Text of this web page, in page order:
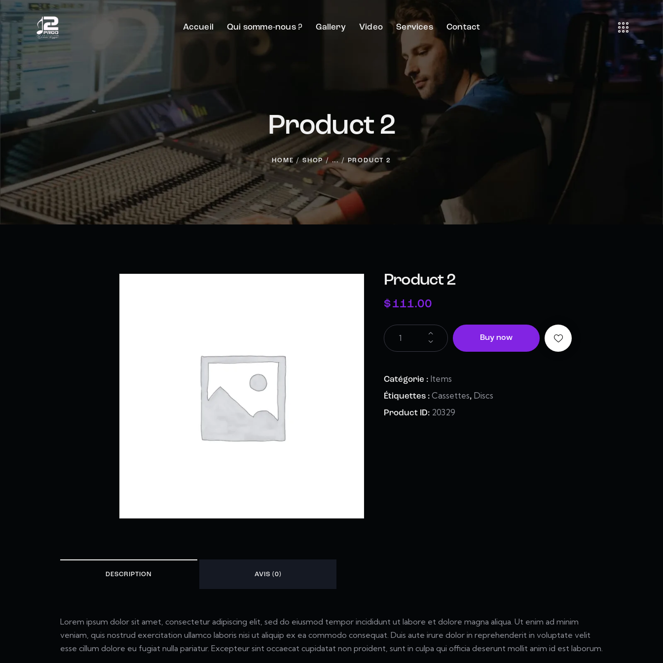
Accueil Qui somme-nous ? Gallery Video Services Contact
Product 2
HOME SHOP ... PRODUCT 2
Product 2
$111.00
Buy now
Catégorie : Items
Étiquettes : Cassettes, Discs
Product ID: 20329
DESCRIPTION AVIS (0)
Lorem ipsum dolor sit amet, consectetur adipiscing elit, sed do eiusmod tempor incididunt ut labore et dolore magna aliqua. Ut enim ad minim
veniam, quis nostrud exercitation ullamco laboris nisi ut aliquip ex ea commodo consequat. Duis aute irure dolor in reprehenderit in voluptate velit
esse cillum dolore eu fugiat nulla pariatur. Excepteur sint occaecat cupidatat non proident, sunt in culpa qui officia deserunt mollit anim id est laborum.